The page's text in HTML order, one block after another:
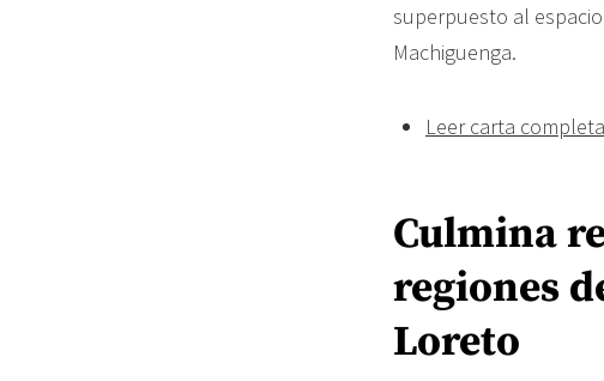
superpuesto al
Machiguenga.
Leer carta
Culmina
regiones
Loreto